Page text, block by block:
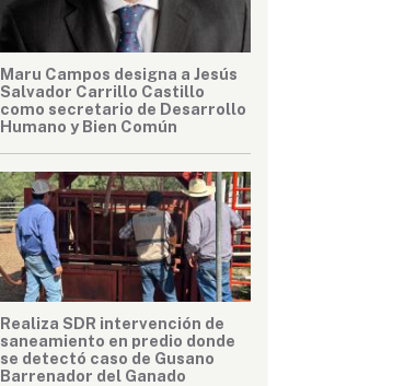
Maru Campos designa a Jesús
Salvador Carrillo Castillo
como secretario de Desarrollo
Humano y Bien Común
Realiza SDR intervención de
saneamiento en predio donde
se detectó caso de Gusano
Barrenador del Ganado